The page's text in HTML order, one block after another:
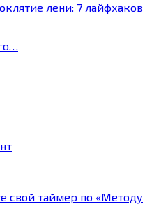
лени: 7 лайфхаков
свой таймер по «Методу